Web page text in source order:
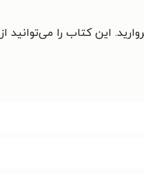
این کتاب را می‌توانید